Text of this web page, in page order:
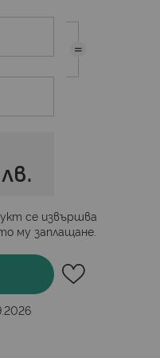
се извършва
му заплащане.